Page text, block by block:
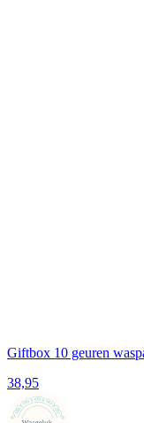
Giftbox 10 geuren
38,95